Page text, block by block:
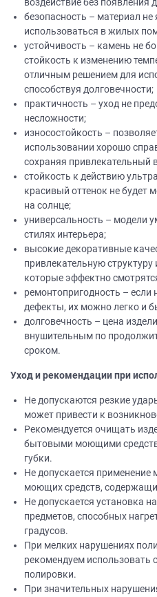
воздействие без появления
безопасность – материал
использоваться в жилых
устойчивость – камень не
стойкость к изменению
отличным решением для
способствуя долговечности;
практичность – уход не
несложности;
износостойкость –
использовании хорошо
сохраняя привлекательный
стойкость к действию
красивый оттенок не будет
на солнце;
универсальность – модели
стилях интерьера;
высокие декоративные
привлекательную
которые эффектно
ремонтопригодность – если
дефекты, их можно легко и
долговечность – цена
внушительным по
сроком.
Уход и рекомендации при
Не допускаются резкие
может привести к
Рекомендуется очищать
бытовыми моющими
губки.
Не допускается применение
моющих средств,
Не допускается установка
предметов, способных
градусов.
При мелких нарушениях
рекомендуем использовать
полировки.
При значительных